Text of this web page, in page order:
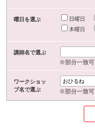
曜日を選ぶ 日曜日
木曜日
講師名で選ぶ
※部分一致可
ワークショッ
プ名で選ぶ
※部分一致可